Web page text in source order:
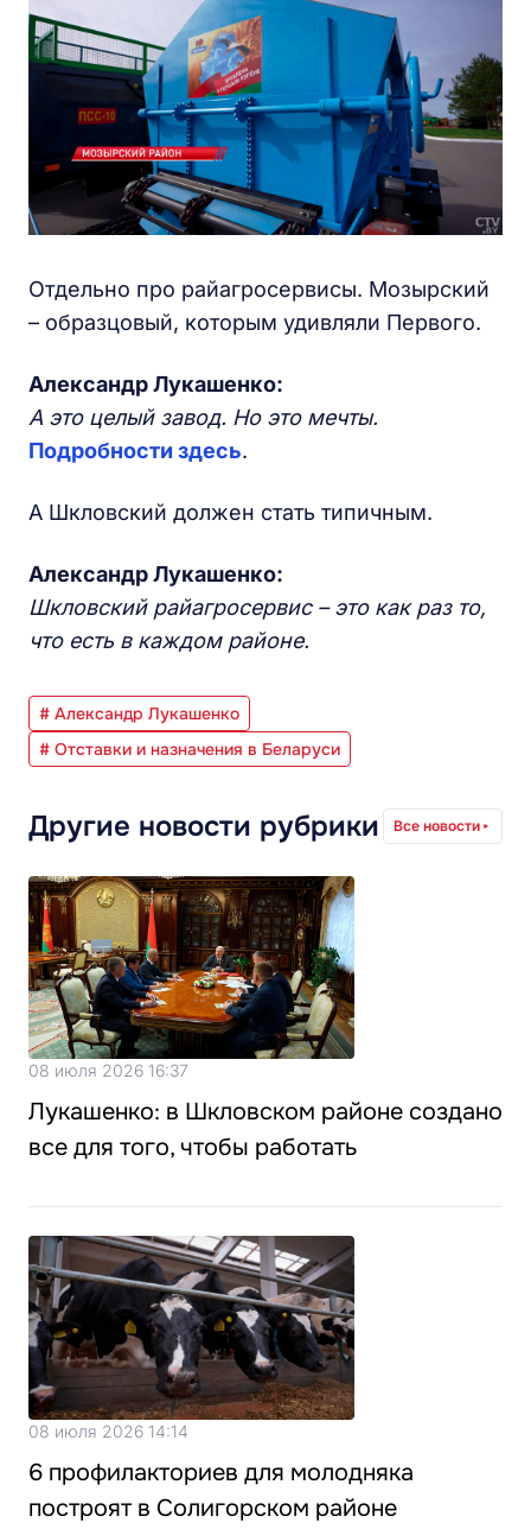
Отдельно про райагросервисы. Мозырский
– образцовый, которым удивляли Первого.
Александр Лукашенко:
А это целый завод. Но это мечты.
Подробности здесь.
А Шкловский должен стать типичным.
Александр Лукашенко:
Шкловский райагросервис – это как раз то,
что есть в каждом районе.
# Александр Лукашенко
# Отставки и назначения в Беларуси
Другие новости рубрики Все новости
08 июля 2026 16:37
Лукашенко: в Шкловском районе создано
все для того, чтобы работать
08 июля 2026 14:14
6 профилакториев для молодняка
построят в Солигорском районе